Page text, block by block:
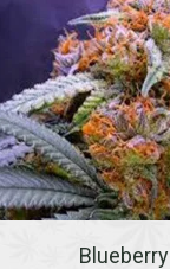
Blueberry